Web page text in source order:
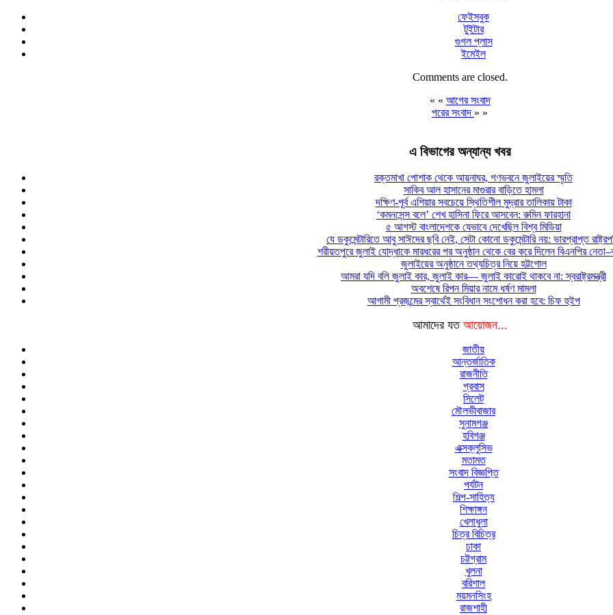
ফেইসবুক
টুইটার
গুগল প্লাস
ইমেইল
Comments are closed.
« « আগের সংবাদ
পরের সংবাদ » »
এ বিভাগের অন্যান্য খবর
রক্তমাখা পোশাক থেকে আয়নাঘর, গণভবনে জুলাইয়ের স্মৃতি
সাকিব আল হাসানের মাগুরার বাড়িতে হামলা
দক্ষিণ-পূর্ব এশিয়ার সবচেয়ে স্থিতিশীল মুদ্রার তালিকায় টাকা
‘কমনসেন্স বলে’ শেখ হাসিনা ফিরে আসবেন: রুমিন ফারহানা
৫ আগস্ট বাংলাদেশকে যেভাবে দেখেছিল বিশ্ব মিডিয়া
যে ডকুমেন্টারিতে আবু সাঈদের ছবি নেই, সেটা কোনো ডকুমেন্টারি নয়: ভারপ্রাপ্ত
শরীয়তপুরে জুলাই যোদ্ধাকে মারধরের পর অনুষ্ঠান থেকে বের করে দিলেন বিএনপির
জুলাইয়ের অনুষ্ঠানে তথ্যচিত্র নিয়ে হট্টগোল
আমরা যদি বলি জুলাই কার, জুলাই কার— জুলাই কারোই থাকবে না: স্বরাষ্ট্রমন্ত্রী
অবশেষে রিপন মিয়ার নামে ধর্ষণ মামলা
আগামী প্রজন্মের স্বার্থেই সংবিধান সংশোধন করা হবে: চিফ হুইপ
আমাদের যত আয়োজন...
জাতীয়
আন্তর্জাতিক
রাজনীতি
প্রবাস
সিলেট
মৌলভীবাজার
সুনামগঞ্জ
হবিগঞ্জ
এক্সক্লুসিভ
মতামত
সংবাদ বিজ্ঞপ্তি
পর্যটন
শিল্প-সাহিত্য
শিক্ষাঙ্গন
খেলাধুলা
চিত্র বিচিত্র
ঢাকা
চট্টগ্রাম
খুলনা
বরিশাল
ময়মনসিংহ
রাজশাহী